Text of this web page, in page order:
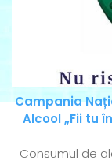
Campania
Alcool „Fii tu
Consumul de